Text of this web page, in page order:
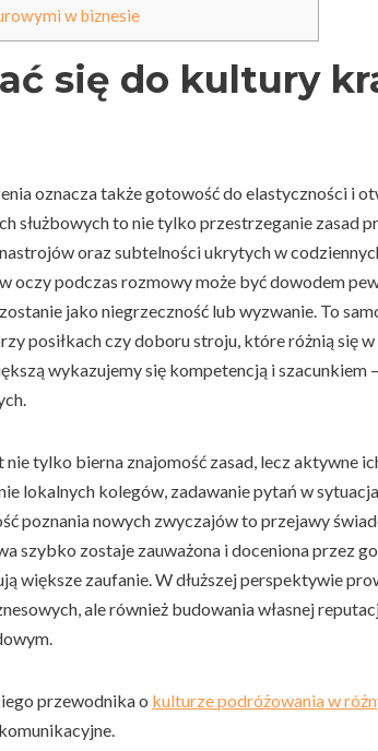
w biznesie
się do kultury
oznacza także gotowość do elastyczności i
służbowych to nie tylko przestrzeganie zasad
oraz subtelności ukrytych w
oczy podczas rozmowy może być dowodem
jako niegrzeczność lub wyzwanie. To
posiłkach czy doboru stroju, które różnią się w
wykazujemy się kompetencją i szacunkiem
tylko bierna znajomość zasad, lecz aktywne
lokalnych kolegów, zadawanie pytań w
poznania nowych zwyczajów to przejawy
szybko zostaje zauważona i doceniona przez
większe zaufanie. W dłuższej perspektywie
ale również budowania własnej
przewodnika o kulturze podróżowania w